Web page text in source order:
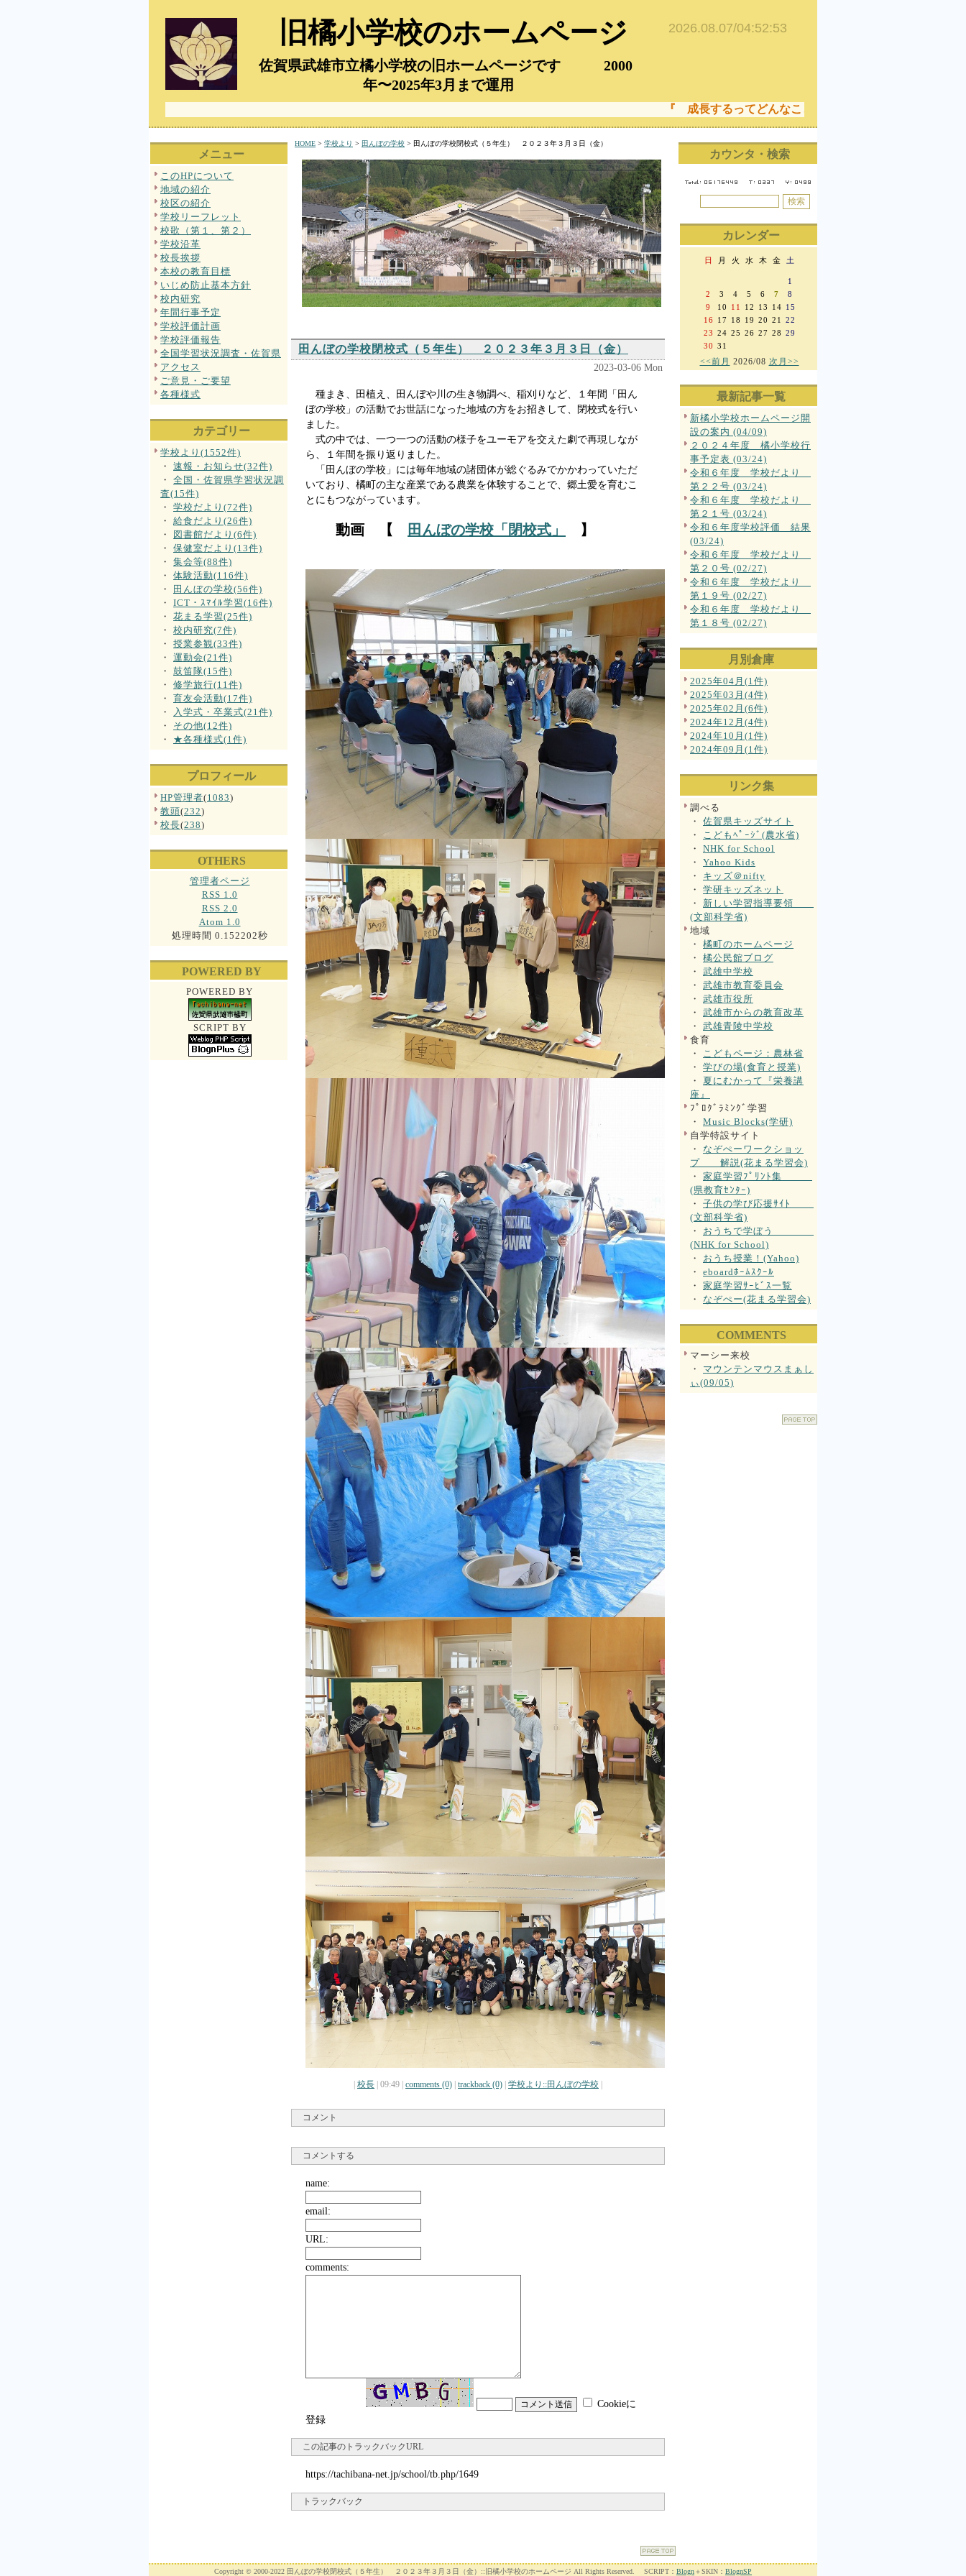
旧橘小学校のホームページ
佐賀県武雄市立橘小学校の旧ホームページです 2000
年〜2025年3月まで運用
『 成長するってどんなこと！ 成長することは、できなかっ
メニュー
このHPについて
地域の紹介
校区の紹介
学校リーフレット
校歌（第１、第２）
学校沿革
校長挨拶
本校の教育目標
いじめ防止基本方針
校内研究
年間行事予定
学校評価計画
学校評価報告
全国学習状況調査・佐賀県
アクセス
ご意見・ご要望
各種様式
カテゴリー
学校より(1552件)
・ 速報・お知らせ(32件)
・ 全国・佐賀県学習状況調
査(15件)
・ 学校だより(72件)
・ 給食だより(26件)
・
図書館だより(6件)
・ 保健室だより(13件)
・ 集会等(88件)
・ 体験活動(116件)
・
田んぼの学校(56件)
・ ICT・ｽﾏｲﾙ学習(16件)
・ 花まる学習(25件)
・ 校内研究(7件)
・ 授業参観(33件)
・ 運動会(21件)
・ 鼓笛隊(15件)
・ 修学旅行(11件)
・ 育友会活動(17件)
・
入学式・卒業式(21件)
・ その他(12件)
・ ★各種様式(1件)
プロフィール
HP管理者(1083)
教頭(232)
校長(238)
OTHERS
管理者ページ
RSS 1.0
RSS 2.0
Atom 1.0
処理時間 0.152202秒
POWERED BY
POWERED BY
SCRIPT BY
HOME > 学校より > 田んぼの学校 > 田んぼの学校閉校式（５年生） ２０２３年３月３日（金）
田んぼの学校閉校式（５年生） ２０２３年３月３日（金）
2023-03-06 Mon
種まき、田植え、田んぼや川の生き物調べ、稲刈りなど、１年間「田ん
ぼの学校」の活動でお世話になった地域の方をお招きして、閉校式を行い
ました。
式の中では、一つ一つの活動の様子をユーモアを交えた劇で再現しなが
ら、１年間を振り返りました。
「田んぼの学校」には毎年地域の諸団体が総ぐるみでかかわっていただ
いており、橘町の主な産業である農業を体験することで、郷土愛を育むこ
とにもつながっています。
動画 【 田んぼの学校「閉校式」 】
校長 | 09:49 | comments (0) trackback (0) 学校より::田んぼの学校
コメント
コメントする
name:
email:
URL:
comments:
Cookieに
登録
この記事のトラックバックURL
https://tachibana-net.jp/school/tb.php/1649
トラックバック
カウンタ・検索
カレンダー
日 月 火 水 木 金 土
1
2
3 4 5 6 7
8
9
10 11 12 13 14 15
16 17 18 19 20 21
22
23 24 25 26 27 28 29
30 31
<<前月 2026/08 次月>>
最新記事一覧
新橘小学校ホームページ開
設の案内 (04/09)
２０２４年度 橘小学校行
事予定表 (03/24)
令和６年度 学校だより
第２２号 (03/24)
令和６年度 学校だより
第２１号 (03/24)
令和６年度学校評価 結果
(03/24)
令和６年度 学校だより
第２０号 (02/27)
令和６年度 学校だより
第１９号 (02/27)
令和６年度 学校だより
第１８号 (02/27)
月別倉庫
2025年04月(1件)
2025年03月(4件)
2025年02月(6件)
2024年12月(4件)
2024年10月(1件)
2024年09月(1件)
リンク集
調べる
・ 佐賀県キッズサイト
・ こどもﾍﾟｰｼﾞ(農水省)
・ NHK for School
・ Yahoo Kids
・ キッズ＠nifty
・ 学研キッズネット
・ 新しい学習指導要領
(文部科学省)
地域
・ 橘町のホームページ
・ 橘公民館ブログ
・ 武雄中学校
・ 武雄市教育委員会
・ 武雄市役所
・ 武雄市からの教育改革
・ 武雄青陵中学校
食育
・ こどもページ：農林省
・ 学びの場(食育と授業)
・ 夏にむかって『栄養講
座』
ﾌﾟﾛｸﾞﾗﾐﾝｸﾞ学習
・ Music Blocks(学研)
自学特設サイト
・ なぞぺーワークショッ
プ 解説(花まる学習会)
・ 家庭学習ﾌﾟﾘﾝﾄ集
(県教育ｾﾝﾀｰ)
・ 子供の学び応援ｻｲﾄ
(文部科学省)
・ おうちで学ぼう
(NHK for School)
・ おうち授業！(Yahoo)
・ eboardﾎｰﾑｽｸｰﾙ
・ 家庭学習ｻｰﾋﾞｽ一覧
・ なぞぺー(花まる学習会)
COMMENTS
マーシー来校
・ マウンテンマウスまぁし
ぃ(09/05)
Copyright © 2000-2022 田んぼの学校閉校式（５年生） ２０２３年３月３日（金）::旧橘小学校のホームページ All Rights Reserved. SCRIPT： Blogn＋SKIN： BlognSP